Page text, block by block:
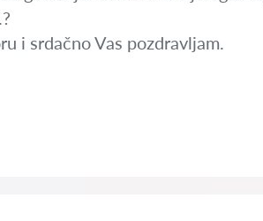
i srdačno Vas pozdravljam.